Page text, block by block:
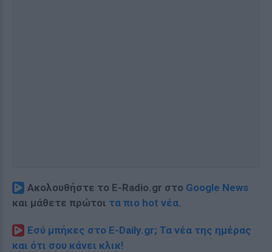
Ακολουθήστε το E-Radio.gr στο Google News
και μάθετε πρώτοι τα πιο hot νέα.
Εσύ μπήκες στο E-Daily.gr; Τα νέα της ημέρας
και ότι σου κάνει κλικ!